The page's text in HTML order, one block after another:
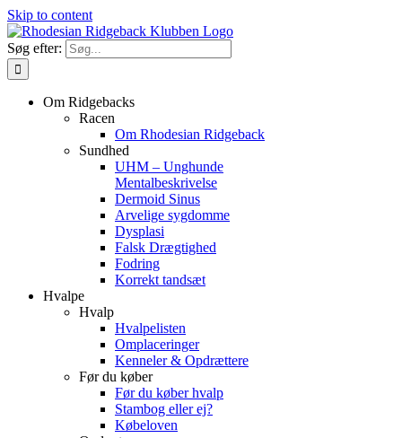
Skip to content
Søg efter:
Om Ridgebacks
Racen
Om Rhodesian Ridgeback
Sundhed
UHM – Unghunde
Mentalbeskrivelse
Dermoid Sinus
Arvelige sygdomme
Dysplasi
Falsk Drægtighed
Fodring
Korrekt tandsæt
Hvalpe
Hvalp
Hvalpelisten
Omplaceringer
Kenneler & Opdrættere
Før du køber
Før du køber hvalp
Stambog eller ej?
Købeloven